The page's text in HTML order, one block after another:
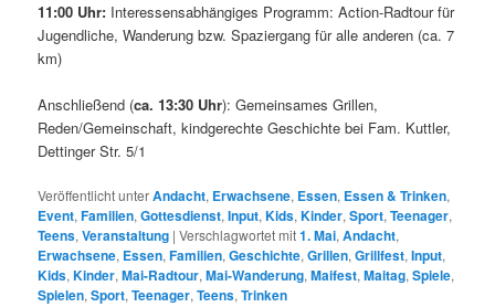
11:00 Uhr: Interessensabhängiges Programm: Action-Radtour für
Jugendliche, Wanderung bzw. Spaziergang für alle anderen (ca. 7
km)
Anschließend (ca. 13:30 Uhr): Gemeinsames Grillen,
Reden/Gemeinschaft, kindgerechte Geschichte bei Fam. Kuttler,
Dettinger Str. 5/1
Veröffentlicht unterAndacht, Erwachsene, Essen, Essen & Trinken,
Event,Familien,Gottesdienst,Input,Kids,Kinder,Sport,Teenager,
Teens,Veranstaltung |Verschlagwortet mit1. Mai,Andacht,
Erwachsene, Essen,Familien,Geschichte,Grillen,Grillfest,Input,
Kids,Kinder,Mai-Radtour,Mai-Wanderung,Maifest,Maitag,Spiele,
Spielen,Sport,Teenager,Teens,Trinken